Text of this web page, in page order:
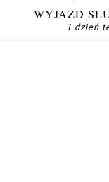
WYJAZD
1 dzień